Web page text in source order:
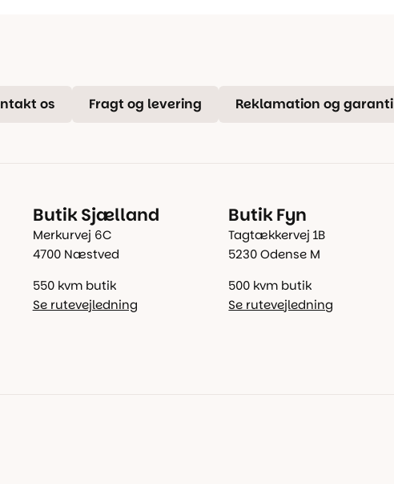
os Fragt og levering Reklamation og garanti
Butik Sjælland
Merkurvej 6C
4700 Næstved
550 kvm butik
Se rutevejledning
Butik Fyn
Tagtækkervej 1B
5230 Odense M
500 kvm butik
Se rutevejledning